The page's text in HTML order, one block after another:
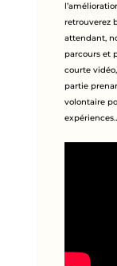
retrouverez
attendant,
parcours et
courte
partie
volontaire